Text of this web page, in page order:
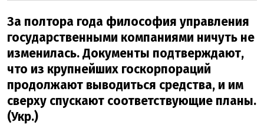
За полтора года философия управления
государственными компаниями ничуть не
изменилась. Документы подтверждают,
что из крупнейших госкорпораций
продолжают выводиться средства, и им
сверху спускают соответствующие планы.
(Укр.)